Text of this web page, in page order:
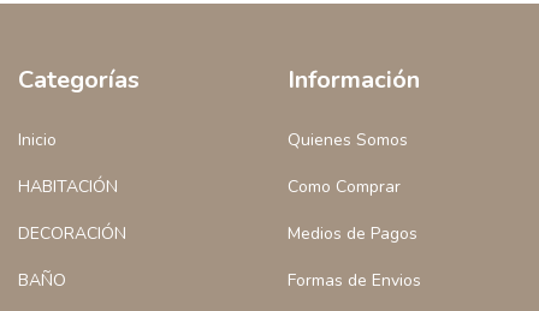
Categorías
Inicio
HABITACIÓN
DECORACIÓN
BAÑO
Información
Quienes Somos
Como Comprar
Medios de Pagos
Formas de Envios